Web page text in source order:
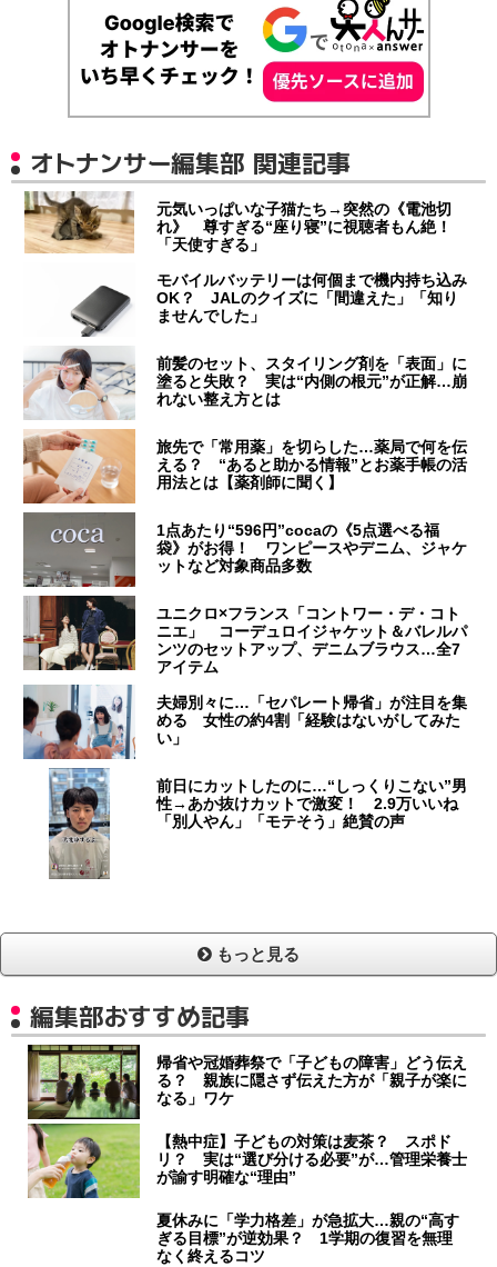
オトナンサー編集部 関連記事
元気いっぱいな子猫たち→突然の《電池切
れ》 尊すぎる“座り寝”に視聴者もん絶！
「天使すぎる」
モバイルバッテリーは何個まで機内持ち込み
OK？ JALのクイズに「間違えた」「知り
ませんでした」
前髪のセット、スタイリング剤を「表面」に
塗ると失敗？ 実は“内側の根元”が正解…崩
れない整え方とは
旅先で「常用薬」を切らした…薬局で何を伝
える？ “あると助かる情報”とお薬手帳の活
用法とは【薬剤師に聞く】
1点あたり“596円”cocaの《5点選べる福
袋》がお得！ ワンピースやデニム、ジャケ
ットなど対象商品多数
ユニクロ×フランス「コントワー・デ・コト
ニエ」 コーデュロイジャケット＆バレルパ
ンツのセットアップ、デニムブラウス…全7
アイテム
夫婦別々に…「セパレート帰省」が注目を集
める 女性の約4割「経験はないがしてみた
い」
前日にカットしたのに…“しっくりこない”男
性→あか抜けカットで激変！ 2.9万いいね
「別人やん」「モテそう」絶賛の声
もっと見る
編集部おすすめ記事
帰省や冠婚葬祭で「子どもの障害」どう伝え
る？ 親族に隠さず伝えた方が「親子が楽に
なる」ワケ
【熱中症】子どもの対策は麦茶？ スポド
リ？ 実は“選び分ける必要”が…管理栄養士
が諭す明確な“理由”
夏休みに「学力格差」が急拡大…親の“高す
ぎる目標”が逆効果？ 1学期の復習を無理
なく終えるコツ